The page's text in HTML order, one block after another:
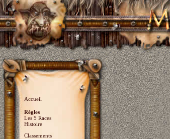
Accueil
Règles
Les 5 Races
Histoire
Classements